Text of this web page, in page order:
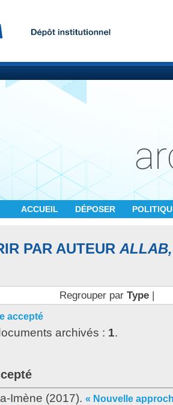
ACCUEIL DÉPOSER
PAR AUTEUR
Regrouper par Type|
accepté
archivés : 1.
Imène (2017). « Nouvelle